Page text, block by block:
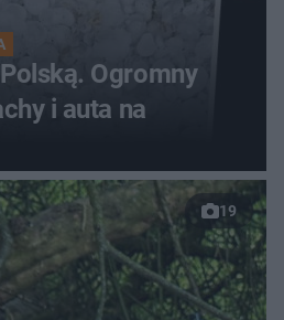
Ogromny
i auta na
19